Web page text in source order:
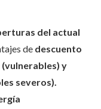
del actual
de descuento
(vulnerables) y
severos).